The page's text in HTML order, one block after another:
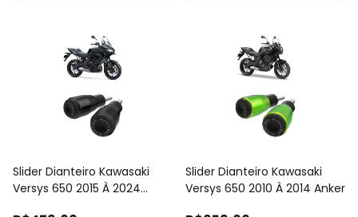
Slider Dianteiro Kawasaki
Versys 650 2015 À 2024
Slider Dianteiro Kawasaki
Versys 650 2010 À 2014 Anker